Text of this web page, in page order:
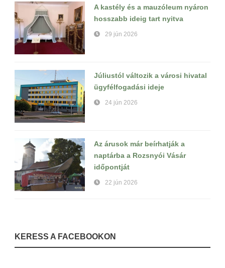
A kastély és a mauzóleum nyáron
hosszabb ideig tart nyitva
29 jún 2026
Júliustól változik a városi hivatal
ügyfélfogadási ideje
24 jún 2026
Az árusok már beírhatják a
naptárba a Rozsnyói Vásár
időpontját
22 jún 2026
KERESS A FACEBOOKON